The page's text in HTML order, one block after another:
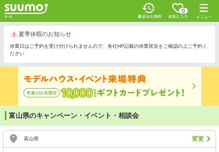
0
夏季休暇のお知らせ
休業日はご予約を受け付けられませんので、各社HP記載の休業状況をご確認の上ご予約く
ださい
富山県のキャンペーン・イベント・相談会
富山県 変更